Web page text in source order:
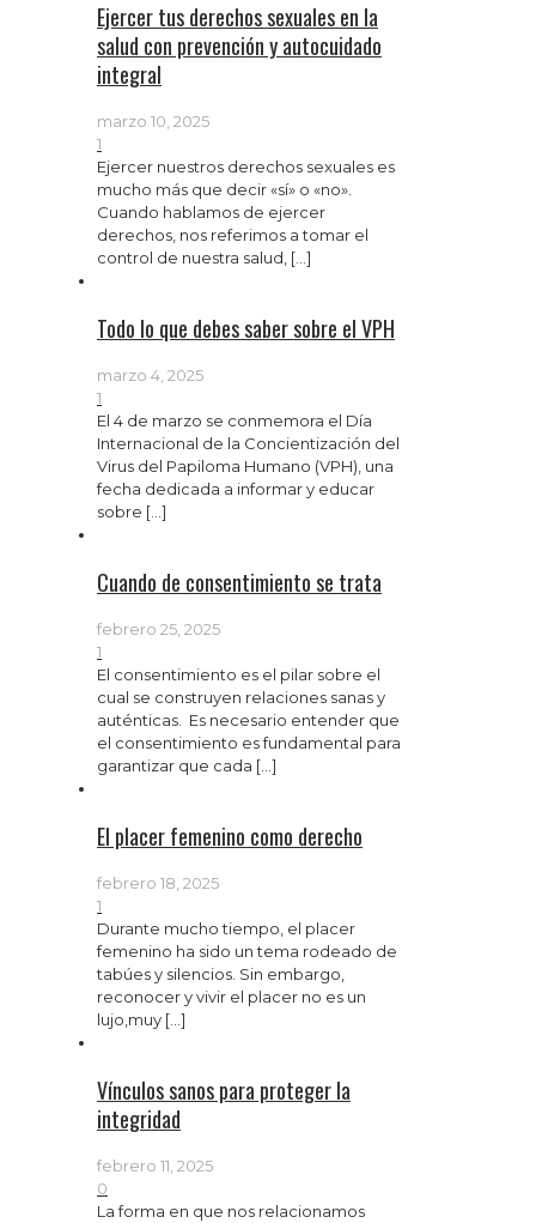
Ejercer tus derechos sexuales en la
salud con prevención y autocuidado
integral
marzo 10, 2025
1
Ejercer nuestros derechos sexuales es
mucho más que decir «sí» o «no».
Cuando hablamos de ejercer
derechos, nos referimos a tomar el
control de nuestra salud, […]
Todo lo que debes saber sobre el VPH
marzo 4, 2025
1
El 4 de marzo se conmemora el Día
Internacional de la Concientización del
Virus del Papiloma Humano (VPH), una
fecha dedicada a informar y educar
sobre […]
Cuando de consentimiento se trata
febrero 25, 2025
1
El consentimiento es el pilar sobre el
cual se construyen relaciones sanas y
auténticas. Es necesario entender que
el consentimiento es fundamental para
garantizar que cada […]
El placer femenino como derecho
febrero 18, 2025
1
Durante mucho tiempo, el placer
femenino ha sido un tema rodeado de
tabúes y silencios. Sin embargo,
reconocer y vivir el placer no es un
lujo,muy […]
Vínculos sanos para proteger la
integridad
febrero 11, 2025
0
La forma en que nos relacionamos